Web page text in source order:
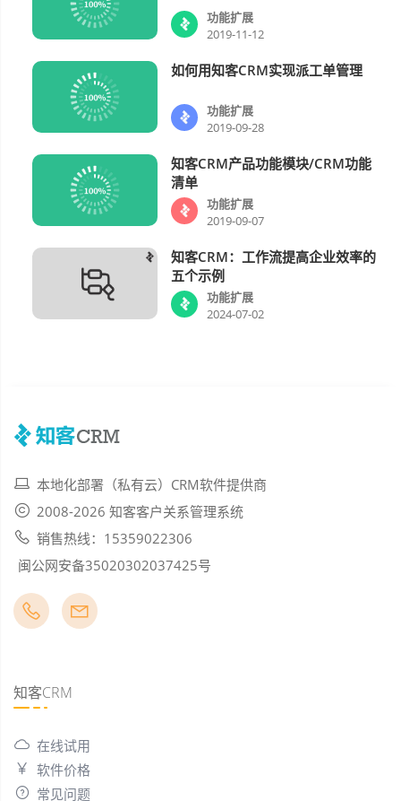
功能扩展
2019-11-12
如何用知客CRM实现派工单管理
功能扩展
2019-09-28
知客CRM产品功能模块/CRM功能
清单
功能扩展
2019-09-07
知客CRM：工作流提高企业效率的
五个示例
功能扩展
2024-07-02
本地化部署（私有云）CRM软件提供商
2008-2026 知客客户关系管理系统
销售热线：15359022306
闽公网安备35020302037425号
知客CRM
在线试用
软件价格
常见问题